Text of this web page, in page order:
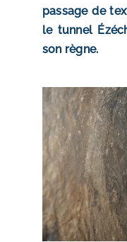
passage de
le tunnel
son règne.